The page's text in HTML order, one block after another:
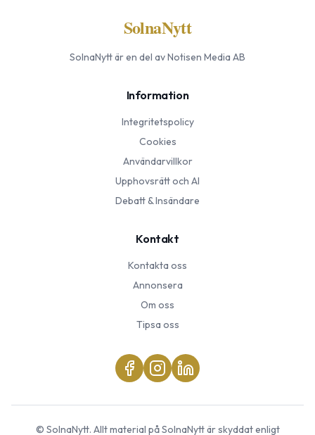
SolnaNytt
SolnaNyttär en del av Notisen Media AB
Information
Integritetspolicy
Cookies
Användarvillkor
Upphovsrätt och AI
Debatt & Insändare
Kontakt
Kontakta oss
Annonsera
Om oss
Tipsa oss
© SolnaNytt. Allt material påSolnaNyttär skyddat enligt